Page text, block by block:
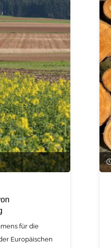
für die
Europäischen